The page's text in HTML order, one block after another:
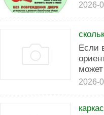
2026-
Если
2026-